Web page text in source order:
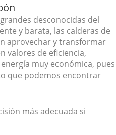
desconocidas del
y barata, las calderas de
aprovechar y transformar
valores de eficiencia,
muy económica, pues
que podemos encontrar
más adecuada si